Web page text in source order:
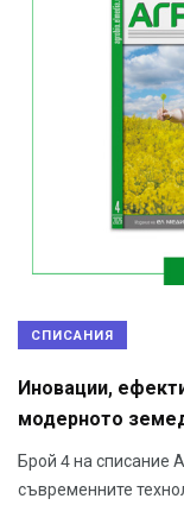
СПИСАНИЯ
Иновации,
модерното
Брой 4 на списание
съвременните